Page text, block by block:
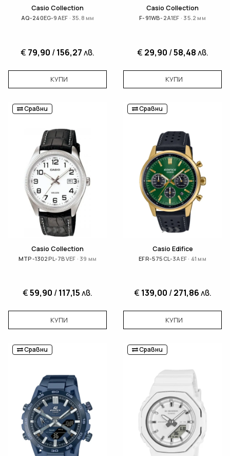
Casio Collection
AQ-240EG-9AEF · 35.8 мм
€ 79,90 /156,27лв.
КУПИ
Casio Collection
F-91WB-2A1EF · 35.2 мм
€ 29,90 /58,48лв.
КУПИ
Сравни
Casio Collection
MTP-1302PL-7BVEF · 39 мм
€59,90 /117,15лв.
КУПИ
Сравни
Casio Edifice
EFR-575CL-3AEF · 41 мм
€ 139,00 /271,86лв.
КУПИ
Сравни Сравни